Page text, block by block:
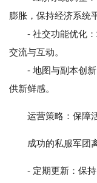
膨胀，保持经济系统
- 社交功能优化：
交流与互动。
- 地图与副本创新
供新鲜感。
运营策略：保障
成功的私服军团
- 定期更新：保